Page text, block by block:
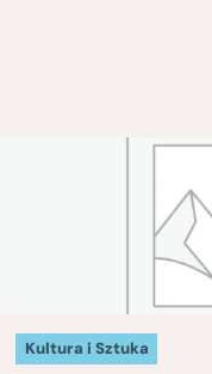
Kultura i Sztuka